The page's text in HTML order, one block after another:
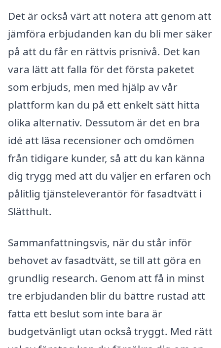
Det är också värt att notera att genom att
jämföra erbjudanden kan du bli mer säker
på att du får en rättvis prisnivå. Det kan
vara lätt att falla för det första paketet
som erbjuds, men med hjälp av vår
plattform kan du på ett enkelt sätt hitta
olika alternativ. Dessutom är det en bra
idé att läsa recensioner och omdömen
från tidigare kunder, så att du kan känna
dig trygg med att du väljer en erfaren och
pålitlig tjänsteleverantör för fasadtvätt i
Slätthult.
Sammanfattningsvis, när du står inför
behovet av fasadtvätt, se till att göra en
grundlig research. Genom att få in minst
tre erbjudanden blir du bättre rustad att
fatta ett beslut som inte bara är
budgetvänligt utan också tryggt. Med rätt